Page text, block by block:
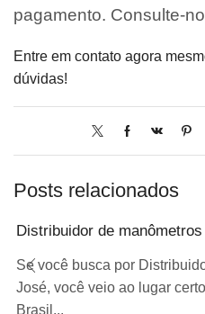
pagamento. Consulte-
Entre em contato agora
dúvidas!
Posts relacionados
Distribuidor de
Se você busca por
José, você veio ao lugar
Brasil...